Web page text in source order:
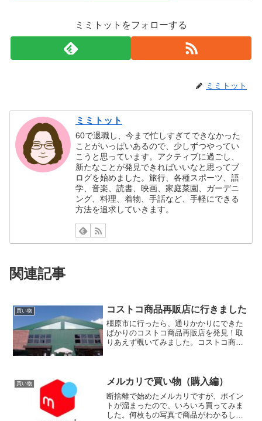
ミミトットをフォローする
ミミトット
ミミトット
60で退職し、今まで忙しすぎてできなかった
ことがいっぱいあるので、少しずつやってい
こうと思っています。アクティブに過ごし、
新たなことが発見できればいいなと思ってブ
ログを始めました。旅行、各種スポーツ、語
学、音楽、読書、映画、家庭菜園、ガーデニ
ング、料理、着物、手話など、手軽にできる
方法を追求していきます。
関連記事
買い物 コストコ商品再販店に行きました
橿原市に行ったら、通りかかりにできた
ばかりのコストコ商品再販店を発見！取
りあえず覗いてみました。コストコ商品
すいです。会員登録も不要で...
買い物 メルカリで買い物（購入編）
断捨離で始めたメルカリですが、ポイン
トが溜まったので、いろいろ買ってみま
した。何枚もの写真で商品がわかるし、